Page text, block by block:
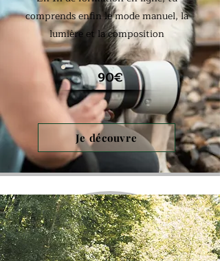
comprends enfin le mode manuel, la
lumière et la composition
90€
Je découvre